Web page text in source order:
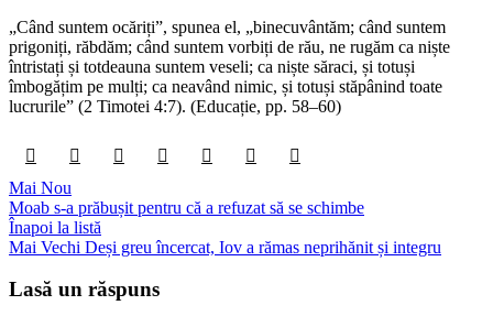
„Când suntem ocăriți”, spunea el, „binecuvântăm; când suntem
prigoniți, răbdăm; când suntem vorbiți de rău, ne rugăm ca niște
întristați și totdeauna suntem veseli; ca niște săraci, și totuși
îmbogățim pe mulți; ca neavând nimic, și totuși stăpânind toate
lucrurile” (2 Timotei 4:7). (Educație, pp. 58–60)
Mai Nou
Moab s-a prăbușit pentru că a refuzat să se schimbe
Înapoi la listă
Mai Vechi Deși greu încercat, Iov a rămas neprihănit și integru
Lasă un răspuns